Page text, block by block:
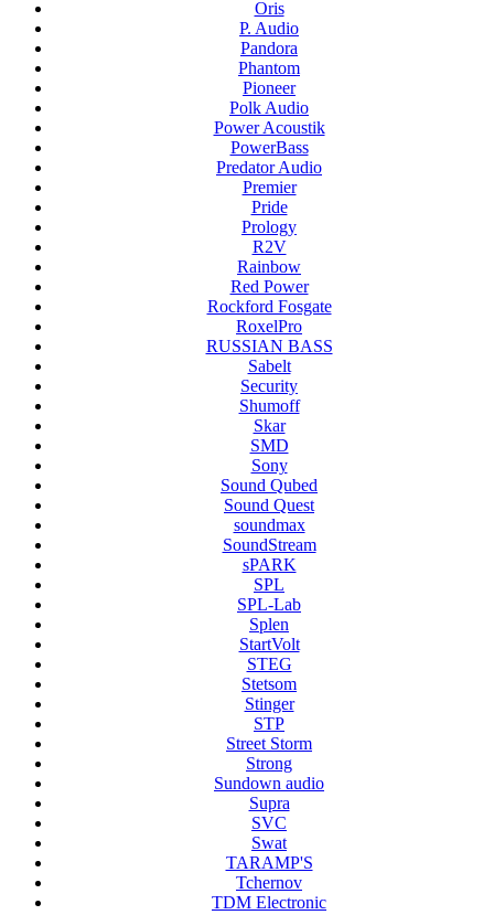
Oris
P. Audio
Pandora
Phantom
Pioneer
Polk Audio
Power Acoustik
PowerBass
Predator Audio
Premier
Pride
Prology
R2V
Rainbow
Red Power
Rockford Fosgate
RoxelPro
RUSSIAN BASS
Sabelt
Security
Shumoff
Skar
SMD
Sony
Sound Qubed
Sound Quest
soundmax
SoundStream
sPARK
SPL
SPL-Lab
Splen
StartVolt
STEG
Stetsom
Stinger
STP
Street Storm
Strong
Sundown audio
Supra
SVC
Swat
TARAMP'S
Tchernov
TDM Electronic